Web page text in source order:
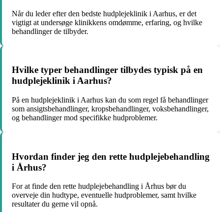
Når du leder efter den bedste hudplejeklinik i Aarhus, er det
vigtigt at undersøge klinikkens omdømme, erfaring, og hvilke
behandlinger de tilbyder.
Hvilke typer behandlinger tilbydes typisk på en
hudplejeklinik i Aarhus?
På en hudplejeklinik i Aarhus kan du som regel få behandlinger
som ansigtsbehandlinger, kropsbehandlinger, voksbehandlinger,
og behandlinger mod specifikke hudproblemer.
Hvordan finder jeg den rette hudplejebehandling
i Århus?
For at finde den rette hudplejebehandling i Århus bør du
overveje din hudtype, eventuelle hudproblemer, samt hvilke
resultater du gerne vil opnå.